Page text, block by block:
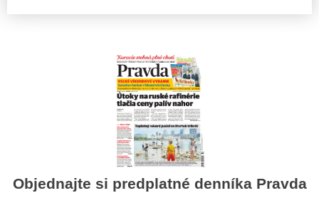
Objednajte si predplatné denníka Pravda